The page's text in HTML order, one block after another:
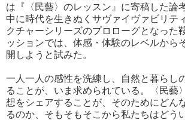
は『〈民藝〉のレッスン』に寄稿した論
中に時代を生きぬくサヴァイヴァビリテ
クチャーシリーズのプロローグとなった
ッションでは、体感・体験のレベルから
開しようと試みた。
一人一人の感性を洗練し、自然と暮らし
ることが、いま求められている。〈民藝
想をシェアすることが、そのためにどん
るのか、そもそもそこから私たちはどう